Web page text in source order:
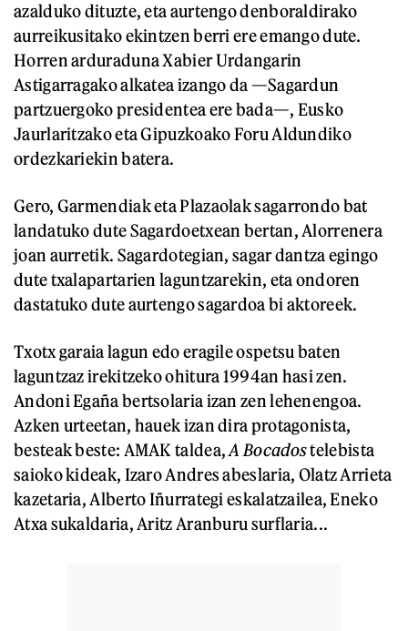
azalduko dituzte, eta aurtengo denboraldirako
aurreikusitako ekintzen berri ere emango dute.
Horren arduraduna Xabier Urdangarin
Astigarragako alkatea izango da —Sagardun
partzuergoko presidentea ere bada—, Eusko
Jaurlaritzako eta Gipuzkoako Foru Aldundiko
ordezkariekin batera.
Gero, Garmendiak eta Plazaolak sagarrondo bat
landatuko dute Sagardoetxean bertan, Alorrenera
joan aurretik. Sagardotegian, sagar dantza egingo
dute txalapartarien laguntzarekin, eta ondoren
dastatuko dute aurtengo sagardoa bi aktoreek.
Txotx garaia lagun edo eragile ospetsu baten
laguntzaz irekitzeko ohitura 1994an hasi zen.
Andoni Egaña bertsolaria izan zen lehenengoa.
Azken urteetan, hauek izan dira protagonista,
besteak beste: AMAK taldea,A Bocadostelebista
saioko kideak, Izaro Andres abeslaria, Olatz Arrieta
kazetaria, Alberto Iñurrategi eskalatzailea, Eneko
Atxa sukaldaria, Aritz Aranburu surflaria...